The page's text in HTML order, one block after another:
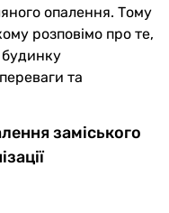
опалення. Тому
розповімо про те,
будинку
та
заміського